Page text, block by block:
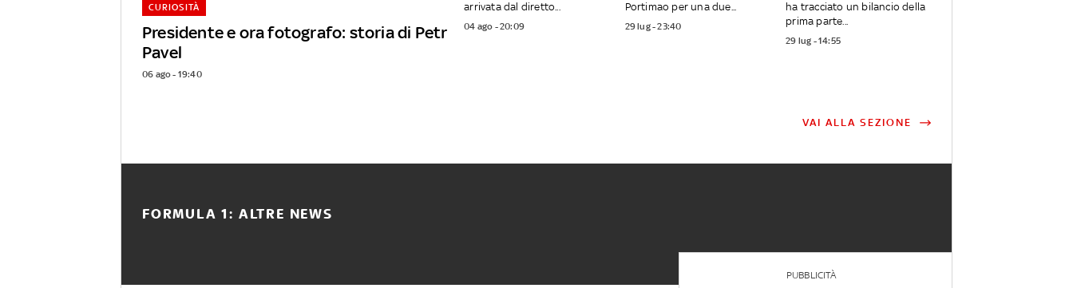
Presidente e ora fotografo: storia di Petr
Pavel
CURIOSITÀ
06 ago - 19:40
arrivata dal diretto...
04 ago - 20:09
Portimao per una due...
29 lug - 23:40
ha tracciato un bilancio della
prima parte...
29 lug - 14:55
VAI ALLA SEZIONE
FORMULA 1: ALTRE NEWS
PUBBLICITÀ